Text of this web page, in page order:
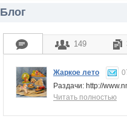
Блог
149
Жаркое лето
Раздачи: http://
Читать полностью